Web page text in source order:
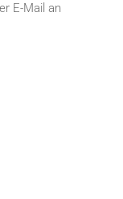
E-Mail an